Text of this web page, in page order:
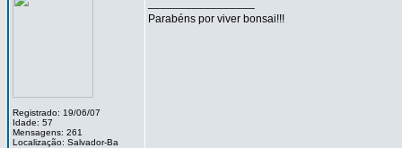
Registrado: 19/06/07
Idade: 57
Mensagens: 261
Localização: Salvador-Ba
Parabéns por viver bonsai!!!